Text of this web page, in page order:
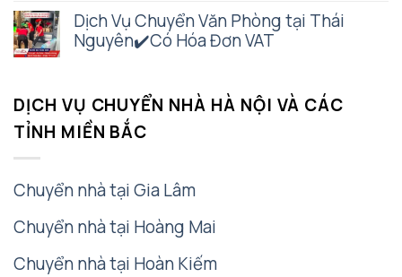
Dịch Vụ Chuyển Văn Phòng tại Thái
Nguyên✔️Có Hóa Đơn VAT
DỊCH VỤ CHUYỂN NHÀ HÀ NỘI VÀ CÁC
TỈNH MIỀN BẮC
Chuyển nhà tại Gia Lâm
Chuyển nhà tại Hoàng Mai
Chuyển nhà tại Hoàn Kiếm